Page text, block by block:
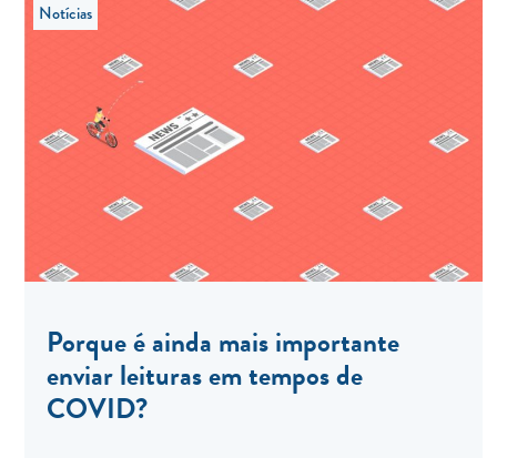
Notícias
Porque é ainda mais importante
enviar leituras em tempos de
COVID?